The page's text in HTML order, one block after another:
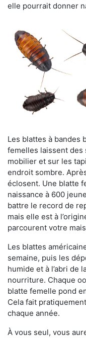
elle pourrait donner
Les blattes à bandes
femelles laissent des
mobilier et sur les
endroit sombre.
éclosent. Une blatte
naissance à 600
battre le record de
mais elle est à
parcourent votre
Les blattes
semaine, puis les
humide et à l’abri de
nourriture. Chaque
blatte femelle pond
Cela fait
chaque année.
À vous seul, vous